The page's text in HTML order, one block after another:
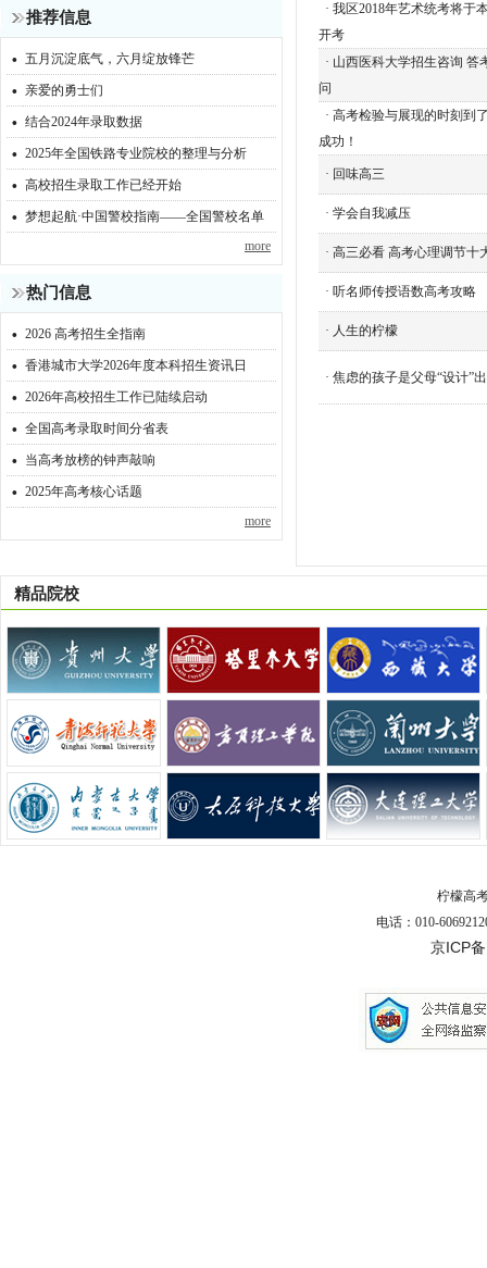
推荐信息
· 五月沉淀底气，六月绽放锋芒
· 亲爱的勇士们
· 结合2024年录取数据
· 2025年全国铁路专业院校的整理与分析
· 高校招生录取工作已经开始
· 梦想起航·中国警校指南——全国警校名单
more
热门信息
· 2026 高考招生全指南
· 香港城市大学2026年度本科招生资讯日
· 2026年高校招生工作已陆续启动
· 全国高考录取时间分省表
· 当高考放榜的钟声敲响
· 2025年高考核心话题
more
· 我区2018年艺术统考将于
开考
· 山西医科大学招生咨询 答
问
· 高考检验与展现的时刻到
成功！
· 回味高三
· 学会自我减压
· 高三必看 高考心理调节十
· 听名师传授语数高考攻略
· 人生的柠檬
· 焦虑的孩子是父母“设计”
精品院校
柠檬高
电话：010-
京ICP